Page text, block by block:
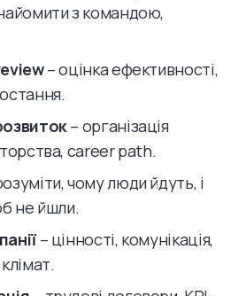
з командою,
– оцінка ефективності,
– організація
career path.
чому люди йдуть, і
не йшли.
– цінності, комунікація,